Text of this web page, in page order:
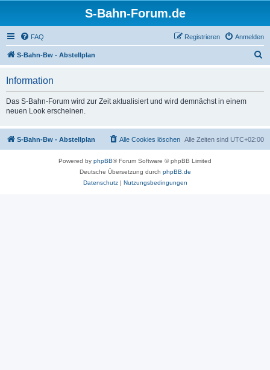
S-Bahn-Forum.de
FAQ Anmelden
Registrieren
S-Bahn-Bw - Abstellplan
Information
Das S-Bahn-Forum wird zur Zeit aktualisiert und wird demnächst in einem
neuen Look erscheinen.
S-Bahn-Bw - Abstellplan Alle Zeiten sind UTC+02:00
Alle Cookies löschen
Powered by phpBB® Forum Software © phpBB Limited
Deutsche Übersetzung durch phpBB.de
Datenschutz| Nutzungsbedingungen